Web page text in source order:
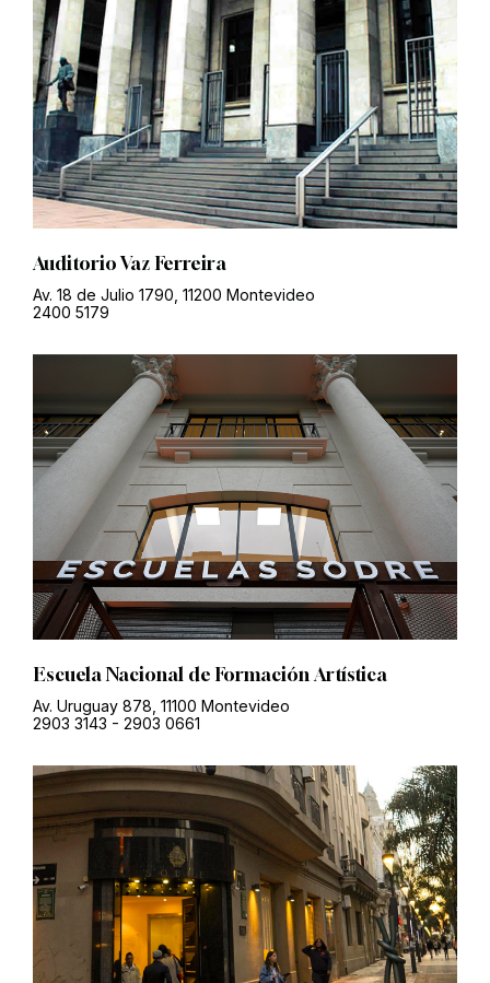
Auditorio Vaz Ferreira
Av. 18 de Julio 1790, 11200 Montevideo
2400 5179
Escuela Nacional de Formación Artística
Av. Uruguay 878, 11100 Montevideo
2903 3143 - 2903 0661